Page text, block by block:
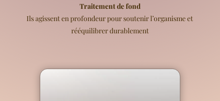
Traitement de fond
Ils agissent en profondeur pour soutenir l’organisme et
rééquilibrer durablement